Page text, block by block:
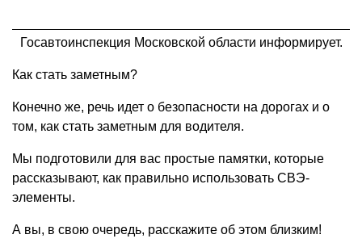
Госавтоинспекция Московской области информирует.
Как стать заметным?
Конечно же, речь идет о безопасности на дорогах и о
том, как стать заметным для водителя.
Мы подготовили для вас простые памятки, которые
рассказывают, как правильно использовать СВЭ-
элементы.
А вы, в свою очередь, расскажите об этом близким!